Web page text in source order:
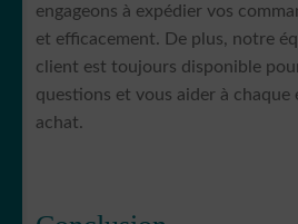
engageons à expédier vos
et efficacement. De plus, notre
client est toujours disponible
questions et vous aider à chaque
achat.